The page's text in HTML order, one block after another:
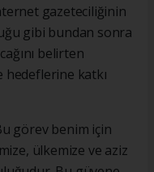
gazeteciliğinin
gibi bundan sonra
belirten
hedeflerine katkı
görev benim için
ülkemize ve aziz